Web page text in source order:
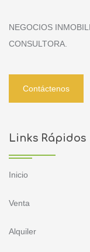
NEGOCIOS
CONSULTORA.
Contáctenos
Links Rápidos
Inicio
Venta
Alquiler